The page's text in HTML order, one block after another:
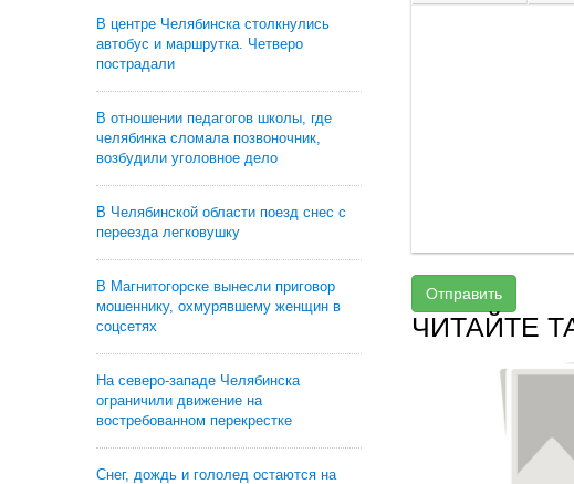
В центре Челябинска столкнулись
автобус и маршрутка. Четверо
пострадали
В отношении педагогов школы, где
челябинка сломала позвоночник,
возбудили уголовное дело
В Челябинской области поезд снес с
переезда легковушку
В Магнитогорске вынесли приговор
мошеннику, охмурявшему женщин в
соцсетях
На северо-западе Челябинска
ограничили движение на
востребованном перекрестке
Снег, дождь и гололед остаются на
Отправить
ЧИТАЙТЕ